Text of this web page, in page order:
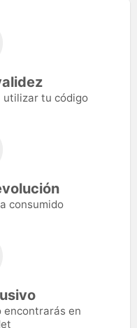
utilizar tu código
consumido
encontrarás en